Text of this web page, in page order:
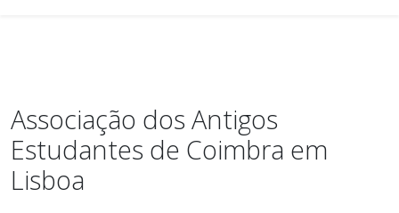
Associação dos Antigos
Estudantes de Coimbra em
Lisboa